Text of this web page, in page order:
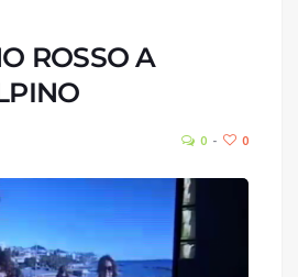
ROSSO A
0 0